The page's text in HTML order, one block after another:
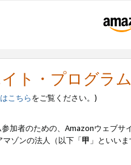
ト・プログラ
こちらをご覧ください。)
加者のための、Amazonウェブサ
ゾンの法人（以下「甲 」といい